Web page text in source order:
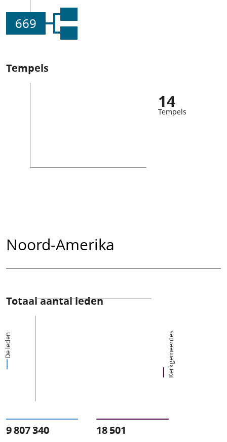
669
Tempels
14
Tempels
Noord-Amerika
Totaal aantal leden
De leden Kerkgemeentes
9 807 340 18 501